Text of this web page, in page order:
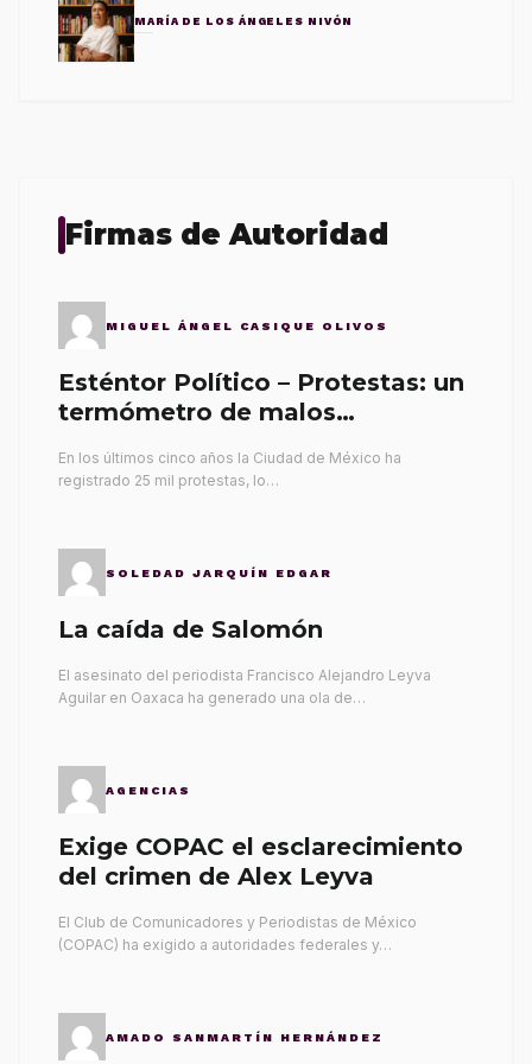
MARÍA DE LOS ÁNGELES NIVÓN
Firmas de Autoridad
MIGUEL ÁNGEL CASIQUE OLIVOS
Esténtor Político – Protestas: un
termómetro de malos
En los últimos cinco años la Ciudad de México ha
registrado 25 mil protestas, lo…
SOLEDAD JARQUÍN EDGAR
La caída de Salomón
El asesinato del periodista Francisco Alejandro Leyva
Aguilar en Oaxaca ha generado una ola de…
AGENCIAS
Exige COPAC el esclarecimiento
del crimen de Alex Leyva
El Club de Comunicadores y Periodistas de México
(COPAC) ha exigido a autoridades federales y…
AMADO SANMARTÍN HERNÁNDEZ